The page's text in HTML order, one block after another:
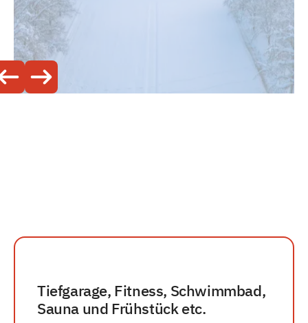
Tiefgarage, Fitness, Schwimmbad,
Sauna und Frühstück etc.